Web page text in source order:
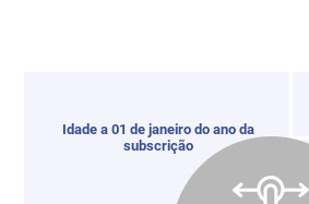
Idade a 01 de janeiro do ano da
subscrição